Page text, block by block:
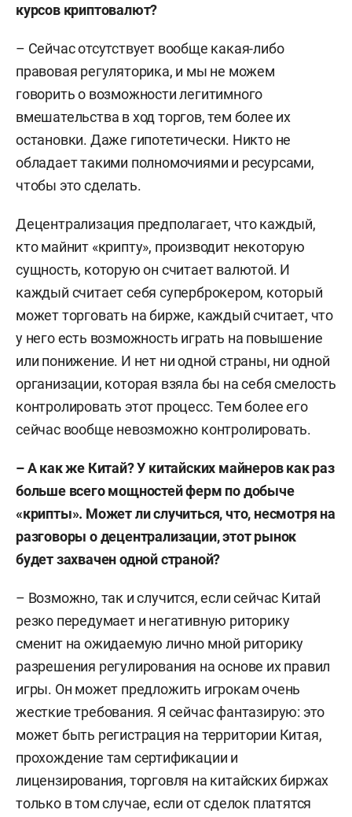
курсов криптовалют?
– Сейчас отсутствует вообще какая-либо
правовая регуляторика, и мы не можем
говорить о возможности легитимного
вмешательства в ход торгов, тем более их
остановки. Даже гипотетически. Никто не
обладает такими полномочиями и ресурсами,
чтобы это сделать.
Децентрализация предполагает, что каждый,
кто майнит «крипту», производит некоторую
сущность, которую он считает валютой. И
каждый считает себя суперброкером, который
может торговать на бирже, каждый считает, что
у него есть возможность играть на повышение
или понижение. И нет ни одной страны, ни одной
организации, которая взяла бы на себя смелость
контролировать этот процесс. Тем более его
сейчас вообще невозможно контролировать.
– А как же Китай? У китайских майнеров как раз
больше всего мощностей ферм по добыче
«крипты». Может ли случиться, что, несмотря на
разговоры о децентрализации, этот рынок
будет захвачен одной страной?
– Возможно, так и случится, если сейчас Китай
резко передумает и негативную риторику
сменит на ожидаемую лично мной риторику
разрешения регулирования на основе их правил
игры. Он может предложить игрокам очень
жесткие требования. Я сейчас фантазирую: это
может быть регистрация на территории Китая,
прохождение там сертификации и
лицензирования, торговля на китайских биржах
только в том случае, если от сделок платятся